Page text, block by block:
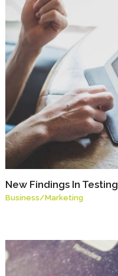
New Findings In Testing
Business/Marketing